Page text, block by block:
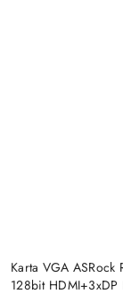
Karta VGA
128bit HDMI+3xDP